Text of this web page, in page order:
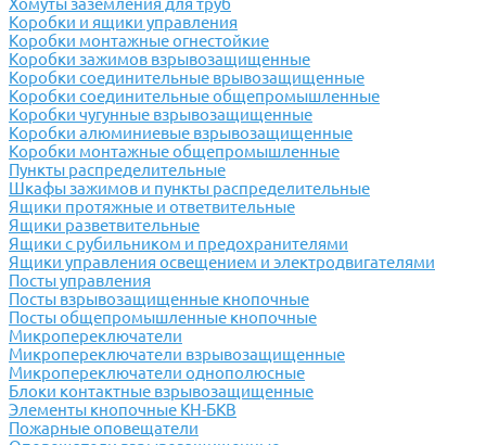
Хомуты заземления для труб
Коробки и ящики управления
Коробки монтажные огнестойкие
Коробки зажимов взрывозащищенные
Коробки соединительные врывозащищенные
Коробки соединительные общепромышленные
Коробки чугунные взрывозащищенные
Коробки алюминиевые взрывозащищенные
Коробки монтажные общепромышленные
Пункты распределительные
Шкафы зажимов и пункты распределительные
Ящики протяжные и ответвительные
Ящики разветвительные
Ящики с рубильником и предохранителями
Ящики управления освещением и электродвигателями
Посты управления
Посты взрывозащищенные кнопочные
Посты общепромышленные кнопочные
Микропереключатели
Микропереключатели взрывозащищенные
Микропереключатели однополюсные
Блоки контактные взрывозащищенные
Элементы кнопочные КН-БКВ
Пожарные оповещатели